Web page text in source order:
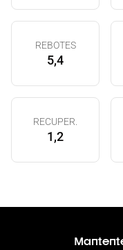
REBOTES
5,4
RECUPER.
1,2